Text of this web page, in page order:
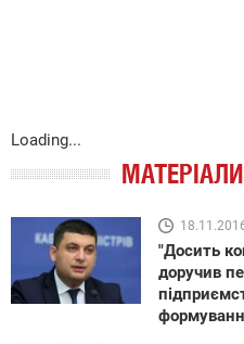
Loading...
"Досить
доручив